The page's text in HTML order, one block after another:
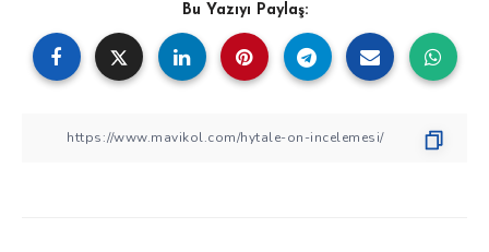
Bu Yazıyı Paylaş: